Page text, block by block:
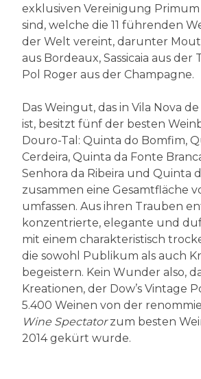
exklusiven Vereinigung Primum
sind, welche die 11 führenden
der Welt vereint, darunter
aus Bordeaux, Sassicaia aus der
Pol Roger aus der Champagne.
Das Weingut, das in Vila Nova de
ist, besitzt fünf der besten
Douro-Tal: Quinta do Bomfim,
Cerdeira, Quinta da Fonte
Senhora da Ribeira und Quinta
zusammen eine Gesamtfläche
umfassen. Aus ihren Trauben
konzentrierte, elegante und
mit einem charakteristisch
die sowohl Publikum als auch
begeistern. Kein Wunder also,
Kreationen, der Dow’s Vintage
5.400 Weinen von der
Wine Spectatorzum besten
2014 gekürt wurde.